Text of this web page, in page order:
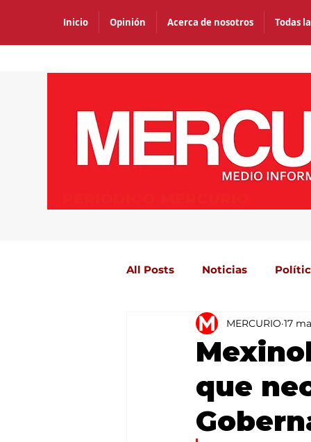
Inicio Opinión Acerca de nosotros Todas
All Posts Noticias
Agricultura México
que
MERCURIO 17